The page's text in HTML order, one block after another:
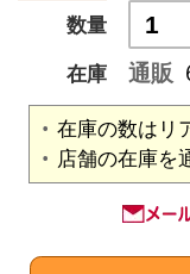
数量
在庫
通販
在庫の数はリ
店舗の在庫を